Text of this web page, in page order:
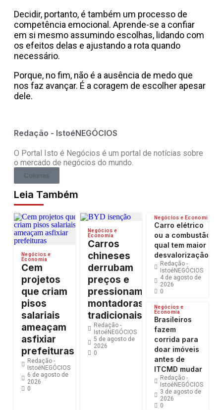
Decidir, portanto, é também um processo de
competência emocional. Aprende-se a confiar
em si mesmo assumindo escolhas, lidando com
os efeitos delas e ajustando a rota quando
necessário.
Porque, no fim, não é a ausência de medo que
nos faz avançar. É a coragem de escolher apesar
dele.
Redação - IstoéNEGÓCIOS
O Portal Isto é Negócios é um portal de notícias sobre
o mercado de negócios do mundo.
Colunas
Leia Também
Negócios e
Economia
Cem
projetos
que criam
pisos
salariais
ameaçam
asfixiar
prefeituras
Redação -
IstoéNEGÓCIOS
6 de agosto de
2026
0
Negócios e
Economia
Carros
chineses
derrubam
preços e
pressionam
montadoras
tradicionais
Redação -
IstoéNEGÓCIOS
5 de agosto de
2026
0
Negócios e Economia
Carro elétrico
ou a combustão:
qual tem maior
desvalorização?
Redação -
IstoéNEGÓCIOS
4 de agosto de
2026
0
Negócios e
Economia
Brasileiros
fazem
corrida para
doar imóveis
antes de
ITCMD mudar
Redação -
IstoéNEGÓCIOS
3 de agosto de
2026
0